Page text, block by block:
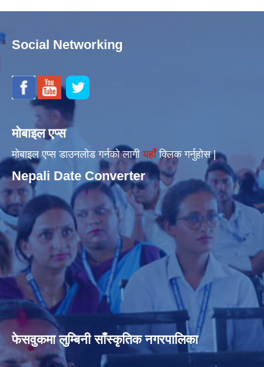
Social Networking
मोबाइल एप्स
मोबाइल एप्स डाउनलोड गर्नको लागीयहाँँक्लिक गर्नुहोस |
Nepali Date Converter
फेसवुकमा लुम्बिनी साँस्कृतिक नगरपालिका